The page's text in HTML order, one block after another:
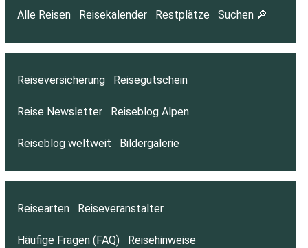
Alle Reisen Reisekalender Restplätze Suchen 🔎
Reiseversicherung Reisegutschein
Reise Newsletter Reiseblog Alpen
Reiseblog weltweit Bildergalerie
Reisearten Reiseveranstalter
Häufige Fragen (FAQ) Reisehinweise